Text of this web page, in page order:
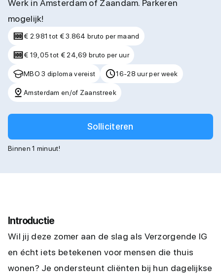
Werk in Amsterdam of Zaandam. Parkeren
mogelijk!
€ 2.981 tot € 3.864 bruto per maand
€ 19,05 tot € 24,69 bruto per uur
MBO 3 diploma vereist 16-28 uur per week
Amsterdam en/of Zaanstreek
Solliciteren
Binnen 1 minuut!
Introductie
Wil jij deze zomer aan de slag als Verzorgende IG
en écht iets betekenen voor mensen die thuis
wonen? Je ondersteunt cliënten bij hun dagelijkse